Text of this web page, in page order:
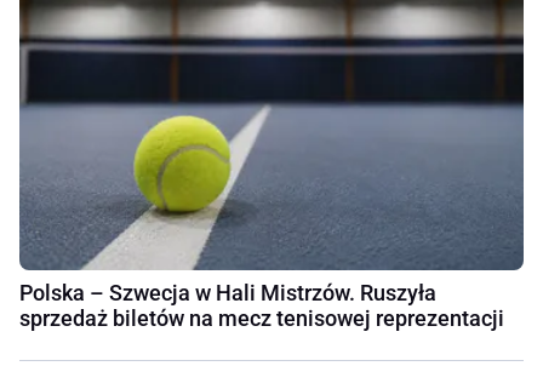
Polska – Szwecja w Hali Mistrzów. Ruszyła
sprzedaż biletów na mecz tenisowej reprezentacji